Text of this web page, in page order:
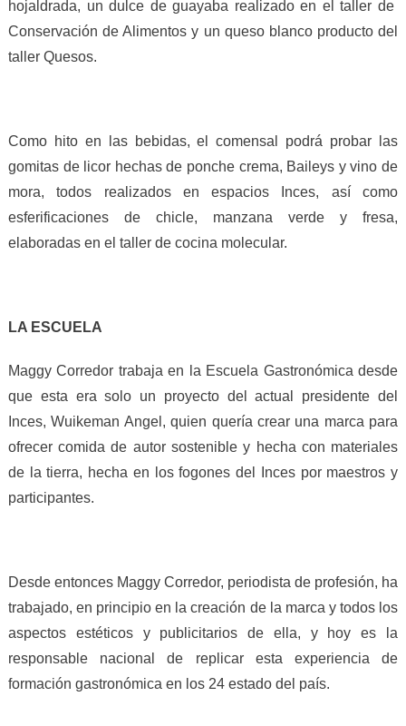
hojaldrada, un dulce de guayaba realizado en el taller de
Conservación de Alimentos y un queso blanco producto del
taller Quesos.
Como hito en las bebidas, el comensal podrá probar las
gomitas de licor hechas de ponche crema, Baileys y vino de
mora, todos realizados en espacios Inces, así como
esferificaciones de chicle, manzana verde y fresa,
elaboradas en el taller de cocina molecular.
LA ESCUELA
Maggy Corredor trabaja en la Escuela Gastronómica desde
que esta era solo un proyecto del actual presidente del
Inces, Wuikeman Angel, quien quería crear una marca para
ofrecer comida de autor sostenible y hecha con materiales
de la tierra, hecha en los fogones del Inces por maestros y
participantes.
Desde entonces Maggy Corredor, periodista de profesión, ha
trabajado, en principio en la creación de la marca y todos los
aspectos estéticos y publicitarios de ella, y hoy es la
responsable nacional de replicar esta experiencia de
formación gastronómica en los 24 estado del país.